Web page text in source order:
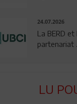
24.07.2026
La BERD et
partenariat
LU